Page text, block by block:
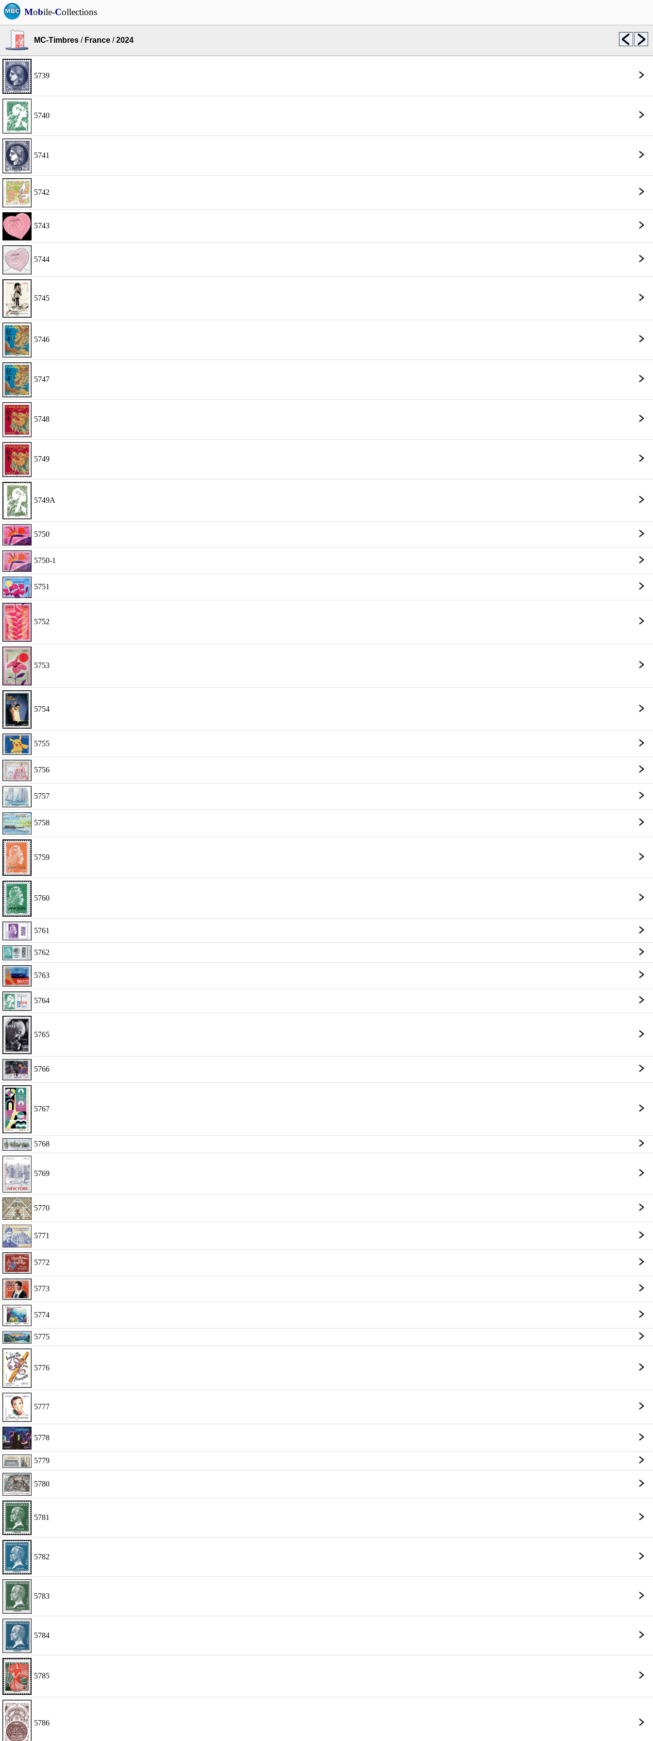
Mobile-Collections
MC-Timbres / France /2024
5739
5740
5741
5742
5743
5744
5745
5746
5747
5748
5749
5749A
5750
5750-1
5751
5752
5753
5754
5755
5756
5757
5758
5759
5760
5761
5762
5763
5764
5765
5766
5767
5768
5769
5770
5771
5772
5773
5774
5775
5776
5777
5778
5779
5780
5781
5782
5783
5784
5785
5786